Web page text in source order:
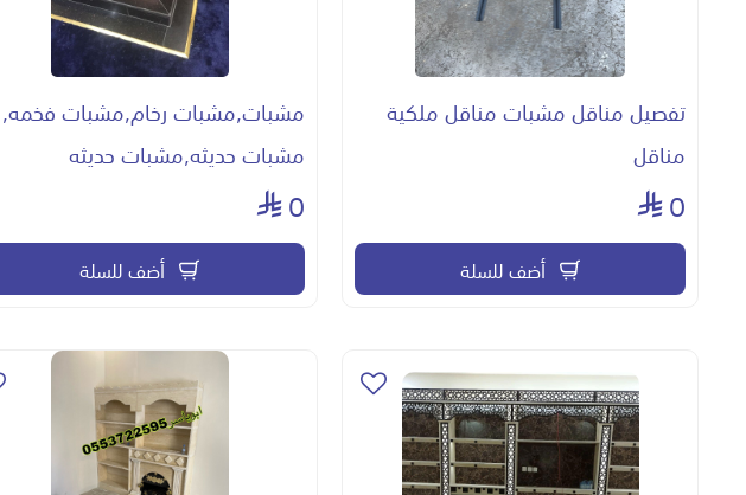
تفصيل مناقل مشبات مناقل ملكية
مناقل
0
أضف للسلة
مشبات,مشبات رخام,مشبات فخمه,
مشبات حديثه,مشبات حديثه
0
أضف للسلة